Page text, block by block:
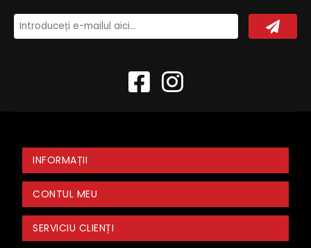
INFORMAȚII
CONTUL MEU
SERVICIU CLIENȚI